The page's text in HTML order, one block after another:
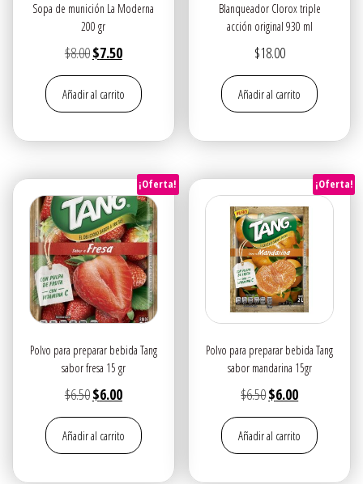
Sopa de munición La Moderna
200 gr
$8.00El
precio
original
$8.00.
$7.50El
precio
actual
$7.50.
Añadir al carrito
Blanqueador Clorox triple
acción original 930 ml
$18.00
Añadir al carrito
¡Oferta!
Polvo para preparar bebida Tang
sabor fresa 15 gr
$6.50El
precio
original
$6.00El
precio
actual
Añadir al carrito
¡Oferta!
Polvo para preparar bebida Tang
sabor mandarina 15gr
$6.50El
precio
original
$6.00El
precio
actual
Añadir al carrito